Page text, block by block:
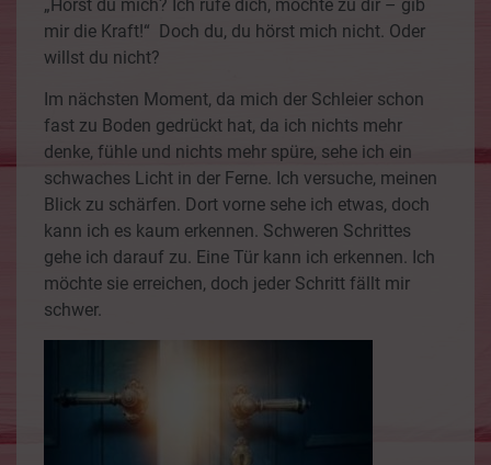
„Hörst du mich? Ich rufe dich, möchte zu dir – gib
mir die Kraft!“ Doch du, du hörst mich nicht. Oder
willst du nicht?
Im nächsten Moment, da mich der Schleier schon
fast zu Boden gedrückt hat, da ich nichts mehr
denke, fühle und nichts mehr spüre, sehe ich ein
schwaches Licht in der Ferne. Ich versuche, meinen
Blick zu schärfen. Dort vorne sehe ich etwas, doch
kann ich es kaum erkennen. Schweren Schrittes
gehe ich darauf zu. Eine Tür kann ich erkennen. Ich
möchte sie erreichen, doch jeder Schritt fällt mir
schwer.